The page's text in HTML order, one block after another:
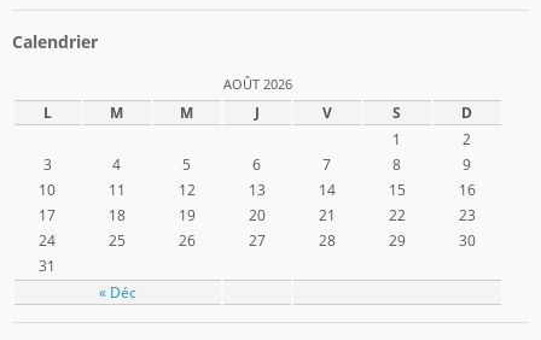
de
Facebook
de
Twitter
de
Instagram
Pinterest
Google+
WordPress.org
Tumblr
Calendrier
AOÛT 2026
L M M J V S D
« Déc
1
2
3
4 5 6 7 8
9
10
11 12 13 14 15
16
17
18 19 20 21 22
23
24
25 26 27 28 29
30
31